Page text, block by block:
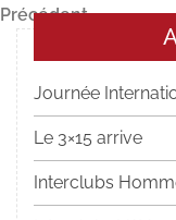
Navigation
de
l’article
Article
précédent
Précédent
Journée
Le 3×15 arrive
Interclubs